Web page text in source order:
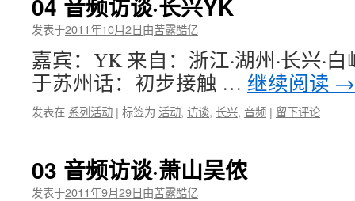
04 音频访谈·长兴YK
发表于2011年10月2日由苦露酷亿
嘉宾：YK 来自：浙江·湖州·长兴·
于苏州话：初步接触 … 继续阅读 →
发表在 系列活动 | 标签为 活动, 访谈, 长兴, 音频 | 留下评论
03 音频访谈·萧山吴侬
发表于2011年9月29日由苦露酷亿